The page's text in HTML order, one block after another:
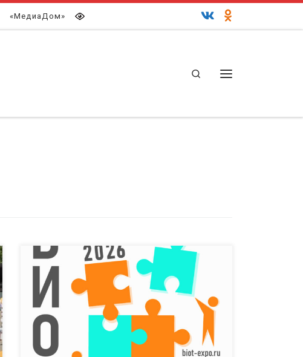
«МедиаДом»
Search
Ассоциация «СИЗ» (Ассоциация разработчиков,
изготовителей и поставщиков средств
индивидуальной защиты) при поддержке
региональных органов власти РФ запускает
всероссийский конкурс творческих работ
«БИОТ АРТ». Он — важная часть большой […]